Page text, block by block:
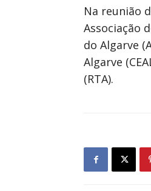
Na reunião
Associação
do Algarve
Algarve
(RTA).